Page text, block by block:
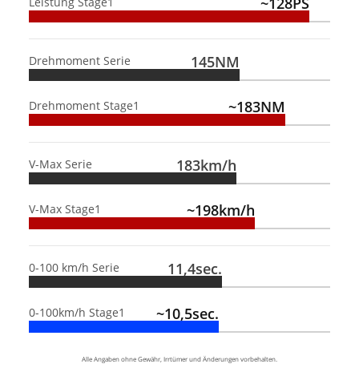
Drehmoment Serie 145NM
Drehmoment Stage1 ~183NM
V-Max Serie 183km/h
V-Max Stage1 ~198km/h
0-100 km/h Serie 11,4sec.
0-100km/h Stage1 ~10,5sec.
Alle Angaben ohne Gewähr, Irrtümer und Änderungen vorbehalten.